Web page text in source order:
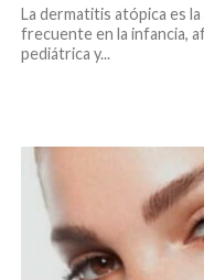
La dermatitis atópica es
frecuente en la infancia,
pediátrica y...